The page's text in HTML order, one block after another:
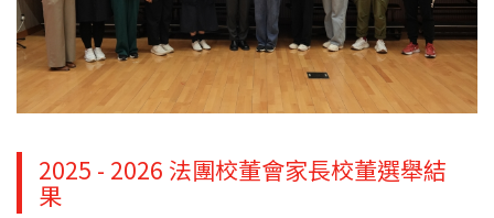
2025 - 2026 法團校董會家長校董選舉結
果